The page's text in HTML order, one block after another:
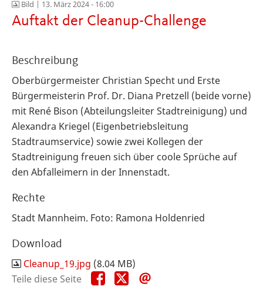
Bild | 13. März 2024 - 16:00
Auftakt der Cleanup-Challenge
Beschreibung
Oberbürgermeister Christian Specht und Erste
Bürgermeisterin Prof. Dr. Diana Pretzell (beide vorne)
mit René Bison (Abteilungsleiter Stadtreinigung) und
Alexandra Kriegel (Eigenbetriebsleitung
Stadtraumservice) sowie zwei Kollegen der
Stadtreinigung freuen sich über coole Sprüche auf
den Abfalleimern in der Innenstadt.
Rechte
Stadt Mannheim. Foto: Ramona Holdenried
Download
Cleanup_19.jpg (8.04 MB)
Teile diese Seite
Teile
diese
Teile
diese